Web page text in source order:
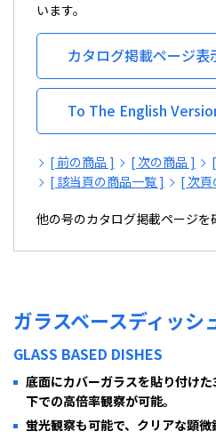
います。
カタログ掲載ページ表
To The English
[ 前の商品 ] [ 次の商品 ]
[ 該当頁の商品一覧 ]
[ 次
他の号のカタログ掲載ページを
ガラスベースディッシ
GLASS BASED DISHES
底面にカバーガラスを貼り付け
下での高倍率観察が可能。
蛍光観察も可能で、クリアな顕微